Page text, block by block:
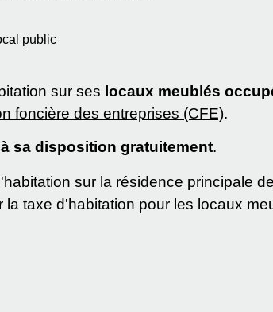
public
sur ses locaux meublés
foncière des entreprises (CFE).
sa disposition gratuitement.
sur la résidence principale
taxe d'habitation pour les locaux